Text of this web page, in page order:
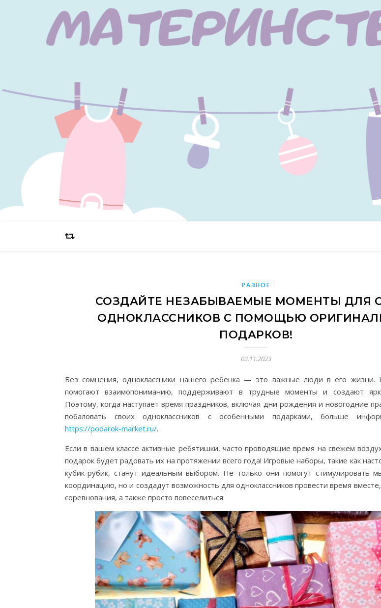
РАЗНОЕ
СОЗДАЙТЕ НЕЗАБЫВАЕМЫЕ МОМЕНТЫ ДЛЯ
ОДНОКЛАССНИКОВ С ПОМОЩЬЮ
ПОДАРКОВ!
03.11.2023
Без сомнения, одноклассники нашего ребенка — это важные люди в его жизни.
помогают взаимопониманию, поддерживают в трудные моменты и создают
Поэтому, когда наступает время праздников, включая дни рождения и новогодние
побаловать своих одноклассников с особенными подарками, больше
https://podarok-market.ru/.
Если в вашем классе активные ребятишки, часто проводящие время на свежем
подарок будет радовать их на протяжении всего года! Игровые наборы, такие как
кубик-рубик, станут идеальным выбором. Не только они помогут стимулировать
координацию, но и создадут возможность для одноклассников провести время
соревнования, а также просто повеселиться.